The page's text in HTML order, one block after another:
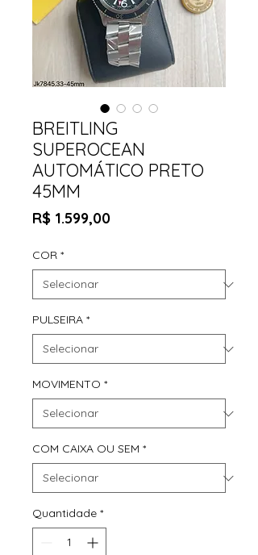
BREITLING
SUPEROCEAN
AUTOMÁTICO PRETO
45MM
R$ 1.599,00Preço
COR *
PULSEIRA *
MOVIMENTO *
COM CAIXA OU SEM *
Quantidade *